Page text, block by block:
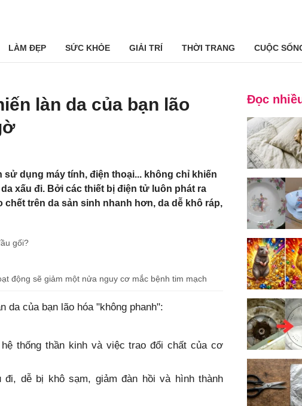
LÀM ĐẸP SỨC KHỎE GIẢI TRÍ THỜI TRANG CUỘC
làn da của bạn lão
dụng máy tính, điện thoại... không chỉ khiến
xấu đi. Bởi các thiết bị điện tử luôn phát ra
trên da sản sinh nhanh hơn, da dễ khô ráp,
gối?
động sẽ giảm một nửa nguy cơ mắc bệnh tim mạch
da của bạn lão hóa "không phanh":
thống thần kinh và việc trao đổi chất của cơ
đi, dễ bị khô sạm, giảm đàn hồi và hình thành
Đọc